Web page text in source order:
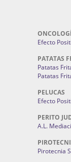
Efecto
PATATAS
Patatas
Patatas
PELUCAS
Efecto
PERITO
A.L.
Pirotecnia